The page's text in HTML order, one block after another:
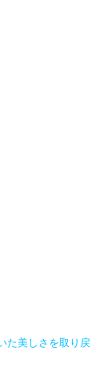
た美しさを取り戻